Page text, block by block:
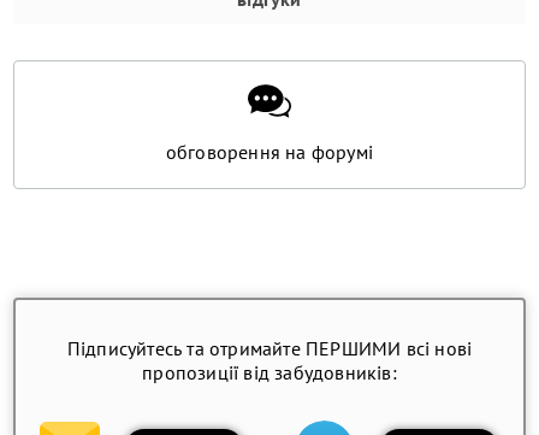
обговорення на форумі
Підписуйтесь та отримайте ПЕРШИМИ всі нові
пропозиції від забудовників: